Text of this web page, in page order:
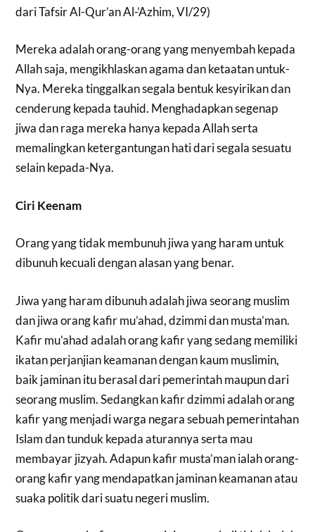
dari Tafsir Al-Qur’an Al-’Azhim, VI/29)
Mereka adalah orang-orang yang menyembah kepada
Allah saja, mengikhlaskan agama dan ketaatan untuk-
Nya. Mereka tinggalkan segala bentuk kesyirikan dan
cenderung kepada tauhid. Menghadapkan segenap
jiwa dan raga mereka hanya kepada Allah serta
memalingkan ketergantungan hati dari segala sesuatu
selain kepada-Nya.
Ciri Keenam
Orang yang tidak membunuh jiwa yang haram untuk
dibunuh kecuali dengan alasan yang benar.
Jiwa yang haram dibunuh adalah jiwa seorang muslim
dan jiwa orang kafir mu’ahad, dzimmi dan musta’man.
Kafir mu’ahad adalah orang kafir yang sedang memiliki
ikatan perjanjian keamanan dengan kaum muslimin,
baik jaminan itu berasal dari pemerintah maupun dari
seorang muslim. Sedangkan kafir dzimmi adalah orang
kafir yang menjadi warga negara sebuah pemerintahan
Islam dan tunduk kepada aturannya serta mau
membayar jizyah. Adapun kafir musta’man ialah orang-
orang kafir yang mendapatkan jaminan keamanan atau
suaka politik dari suatu negeri muslim.